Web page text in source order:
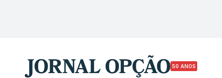
50 ANOS